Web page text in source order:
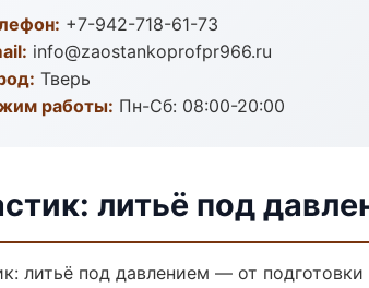
+7-942-718-61-73
info@zaostankoprofpr966.ru
Тверь
работы: Пн-Сб: 08:00-20:00
литьё под
литьё под давлением — от